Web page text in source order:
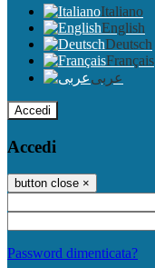
Italiano
English
Deutsch
Français
عربى
Accedi
Accedi
button close ×
Password dimenticata?